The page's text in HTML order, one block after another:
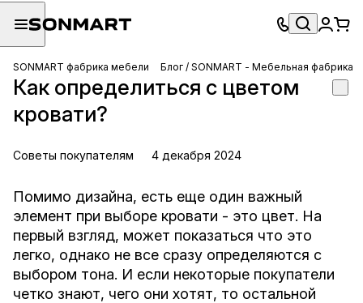
SONMART фабрика мебели Блог / SONMART - Мебельная фабрика
Как определиться с цветом
кровати?
Советы покупателям 4 декабря 2024
Помимо дизайна, есть еще один важный
элемент при выборе кровати - это цвет. На
первый взгляд, может показаться что это
легко, однако не все сразу определяются с
выбором тона. И если некоторые покупатели
четко знают, чего они хотят, то остальной